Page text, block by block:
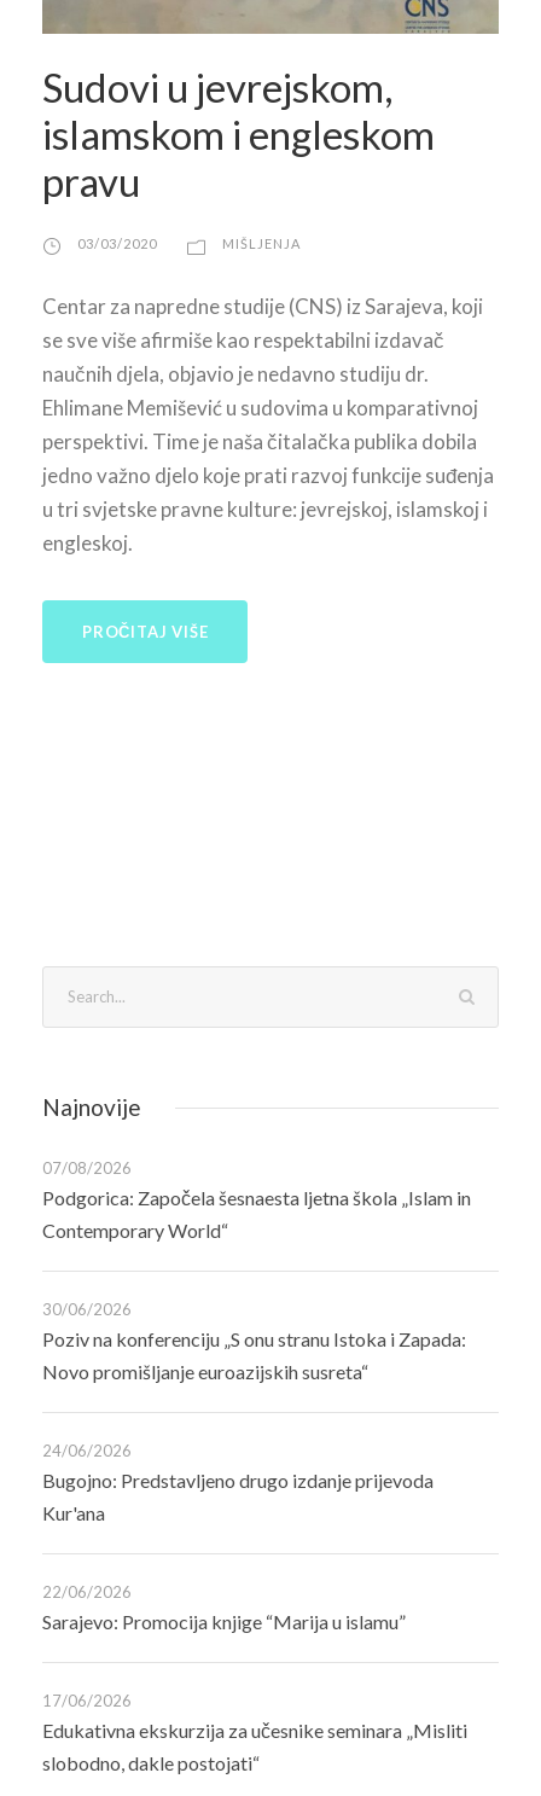
Sudovi u jevrejskom,
islamskom i engleskom
pravu
03/03/2020 MIŠLJENJA
Centar za napredne studije (CNS) iz Sarajeva, koji
se sve više afirmiše kao respektabilni izdavač
naučnih djela, objavio je nedavno studiju dr.
Ehlimane Memišević u sudovima u komparativnoj
perspektivi. Time je naša čitalačka publika dobila
jedno važno djelo koje prati razvoj funkcije suđenja
u tri svjetske pravne kulture: jevrejskoj, islamskoj i
engleskoj.
PROČITAJ VIŠE
Najnovije
07/08/2026
Podgorica: Započela šesnaesta ljetna škola „Islam in
Contemporary World“
30/06/2026
Poziv na konferenciju „S onu stranu Istoka i Zapada:
Novo promišljanje euroazijskih susreta“
24/06/2026
Bugojno: Predstavljeno drugo izdanje prijevoda
Kur'ana
22/06/2026
Sarajevo: Promocija knjige “Marija u islamu”
17/06/2026
Edukativna ekskurzija za učesnike seminara „Misliti
slobodno, dakle postojati“